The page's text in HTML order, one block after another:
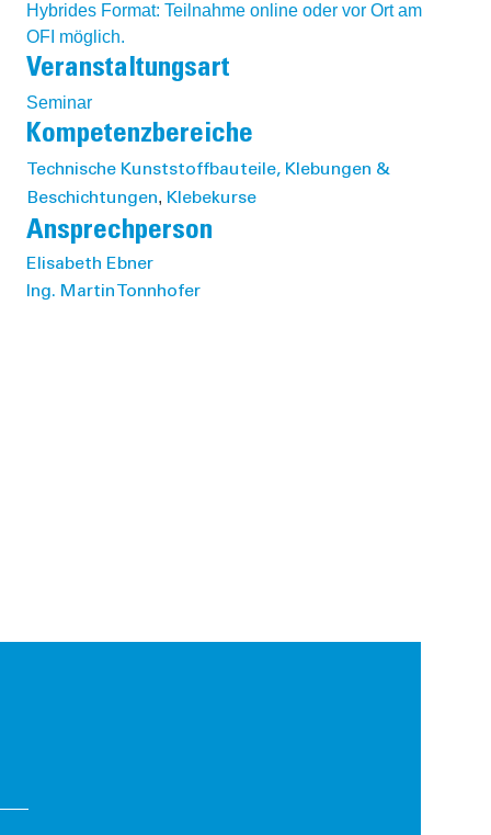
Hybrides Format: Teilnahme online oder vor Ort am
OFI möglich.
Veranstaltungsart
Seminar
Kompetenzbereiche
Technische Kunststoffbauteile, Klebungen &
Beschichtungen, Klebekurse
Ansprechperson
Elisabeth Ebner
Ing. Martin Tonnhofer